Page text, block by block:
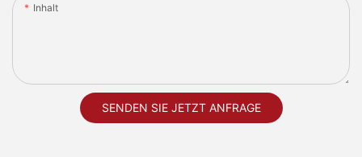
Inhalt
SENDEN SIE JETZT ANFRAGE